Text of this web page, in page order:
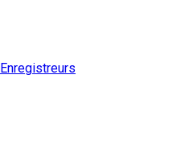
Enregistreurs